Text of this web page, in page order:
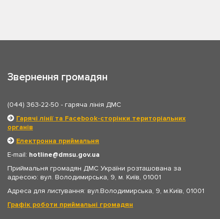
Звернення громадян
(044) 363-22-50 - гаряча лінія ДМС
Гарячі лінії та Facebook-сторінки територіальних
органів
Електронна приймальня
E-mail: hotline
dmsu.gov.ua
Приймальня громадян ДМС України розташована за
адресою: вул. Володимирська, 9, м. Київ, 01001
Адреса для листування: вул.Володимирська, 9, м.Київ, 01001
Графік роботи приймальні громадян